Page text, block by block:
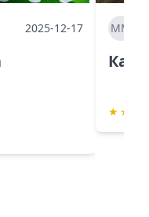
2025-12-17 ММ
★ ★